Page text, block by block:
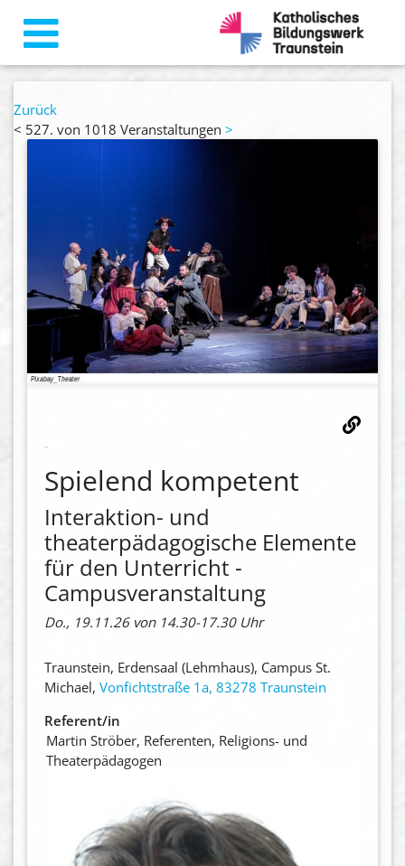
Zurück
< 527. von 1018 Veranstaltungen >
Spielend kompetent
Interaktion- und
theaterpädagogische Elemente
für den Unterricht -
Campusveranstaltung
Do., 19.11.26 von 14.30-17.30 Uhr
Traunstein, Erdensaal (Lehmhaus), Campus St.
Michael, Vonfichtstraße 1a, 83278 Traunstein
Referent/in
Martin Ströber, Referenten, Religions- und
Theaterpädagogen